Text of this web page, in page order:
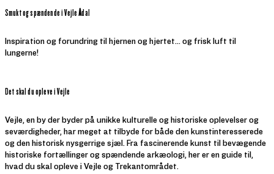
Smukt og spændende i Vejle Ådal
Inspiration og forundring til hjernen og hjertet... og frisk luft til
lungerne!
Det skal du opleve i Vejle
Vejle, en by der byder på unikke kulturelle og historiske oplevelser og
seværdigheder, har meget at tilbyde for både den kunstinteresserede
og den historisk nysgerrige sjæl. Fra fascinerende kunst til bevægende
historiske fortællinger og spændende arkæologi, her er en guide til,
hvad du skal opleve i Vejle og Trekantområdet.